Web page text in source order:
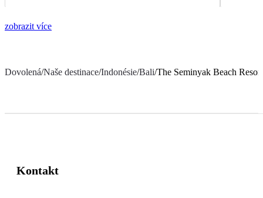
zobrazit více
Dovolená/Naše destinace/Indonésie/Bali/The Seminyak Beach
Kontakt